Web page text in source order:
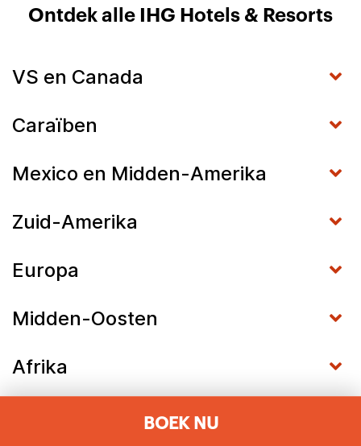
BOEK NU
Ontdek alle IHG Hotels & Resorts
VS en Canada
Caraïben
Mexico en Midden-Amerika
Zuid-Amerika
Europa
Midden-Oosten
Afrika